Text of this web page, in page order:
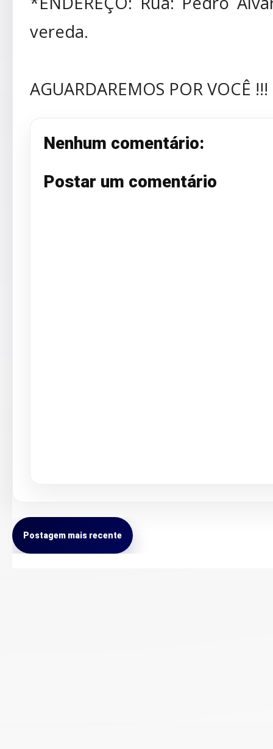
vereda.
AGUARDAREMOS POR VOCÊ !!!
Nenhum comentário:
Postar um comentário
Postagem mais recente